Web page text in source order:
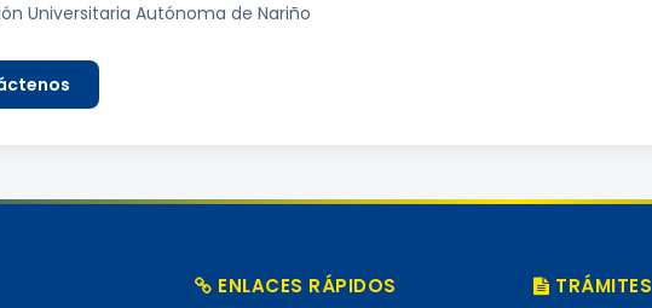
Universitaria Autónoma de Nariño
ENLACES RÁPIDOS TRÁMITES